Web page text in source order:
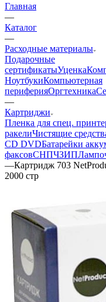
Главная
—
Каталог
—
Расходные материалы
Подарочные
сертификатыУценка
НоутбукиКомпьютерная
периферияОргтехника
—
Картриджи
Пленка для спец.
ракелиЧистящие
CD DVDБатарейки
факсовСНПЧЗИП
—Картридж 703
2000 стр